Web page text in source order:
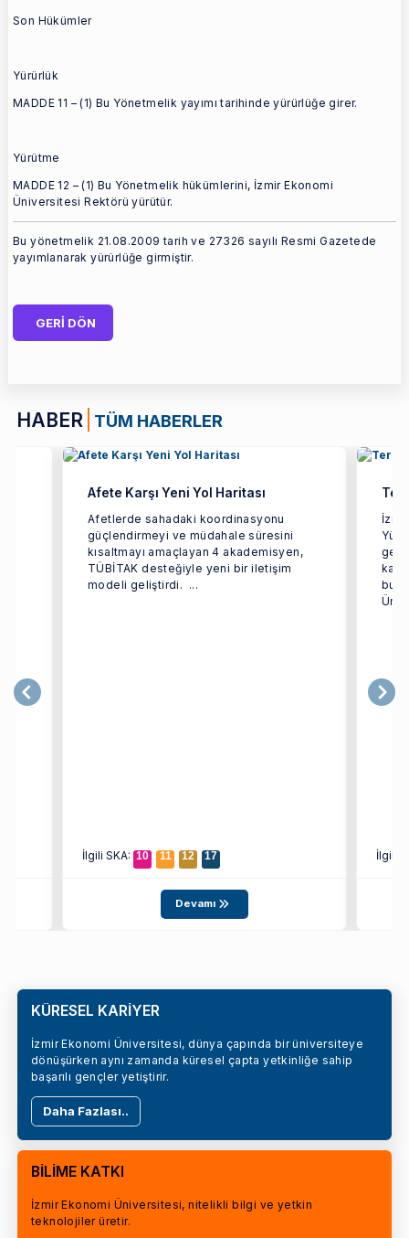
Son Hükümler
Yürürlük
MADDE 11 – (1) Bu Yönetmelik yayımı tarihinde yürürlüğe girer.
Yürütme
MADDE 12 – (1) Bu Yönetmelik hükümlerini, İzmir Ekonomi
Üniversitesi Rektörü yürütür.
Bu yönetmelik 21.08.2009 tarih ve 27326 sayılı Resmi Gazetede
yayımlanarak yürürlüğe girmiştir.
GERİ DÖN
HABER TÜM HABERLER
Afete Karşı Yeni Yol Haritası
Afetlerde sahadaki koordinasyonu
güçlendirmeyi ve müdahale süresini
kısaltmayı amaçlayan 4 akademisyen,
TÜBİTAK desteğiyle yeni bir iletişim
modeli geliştirdi. ...
İlgili SKA: 10 11 12 17
Devamı
İlgili
KÜRESEL KARİYER
İzmir Ekonomi Üniversitesi, dünya çapında bir üniversiteye
dönüşürken aynı zamanda küresel çapta yetkinliğe sahip
başarılı gençler yetiştirir.
Daha Fazlası..
BİLİME KATKI
İzmir Ekonomi Üniversitesi, nitelikli bilgi ve yetkin
teknolojiler üretir.